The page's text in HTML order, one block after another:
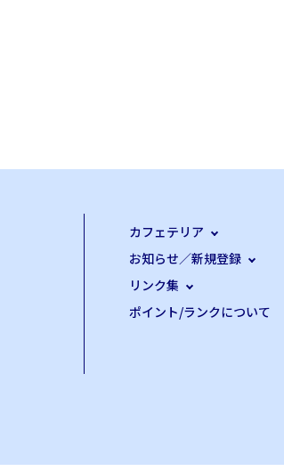
カフェテリア
お知らせ／新規登録
リンク集
ポイント/ランクについて